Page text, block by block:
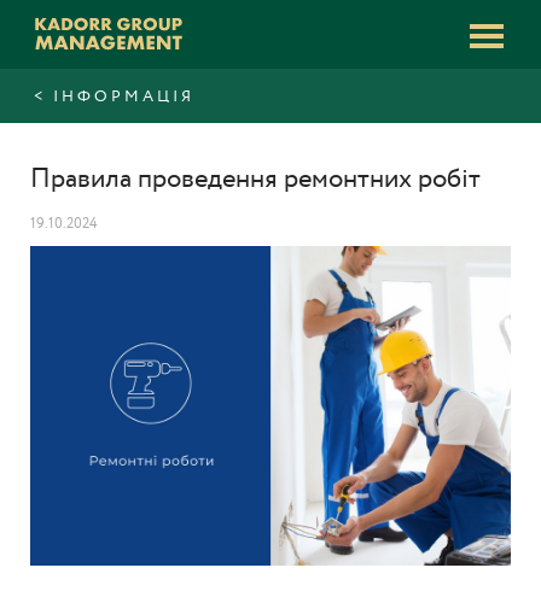
ІНФОРМАЦІЯ
Правила проведення ремонтних робіт
19.10.2024